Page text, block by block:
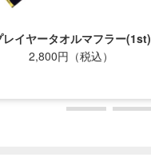
レイヤータオルマフラー(1st)
2,800円（税込）